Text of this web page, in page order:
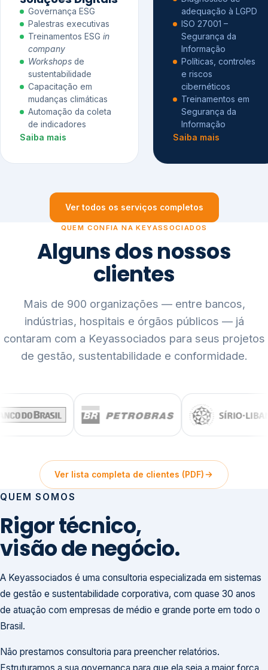
Governança ESG
Palestras executivas
Treinamentos ESG in
company
Workshops de
sustentabilidade
Capacitação em
mudanças climáticas
Automação da coleta
de indicadores
Saiba mais
adequação à LGPD
ISO 27001 –
Segurança da
Informação
Políticas, controles
e riscos
cibernéticos
Treinamentos em
Segurança da
Informação
Saiba mais
Ver todos os serviços completos
QUEM CONFIA NA KEYASSOCIADOS
Alguns dos nossos
clientes
Mais de 900 organizações — entre bancos,
indústrias, hospitais e órgãos públicos — já
contaram com a Keyassociados para seus projetos
de gestão, sustentabilidade e conformidade.
Ver lista completa de clientes (PDF)
QUEM SOMOS
Rigor técnico,
visão de negócio.
A Keyassociados é uma consultoria especializada em sistemas
de gestão e sustentabilidade corporativa, com quase 30 anos
de atuação com empresas de médio e grande porte em todo o
Brasil.
Não prestamos consultoria para preencher relatórios.